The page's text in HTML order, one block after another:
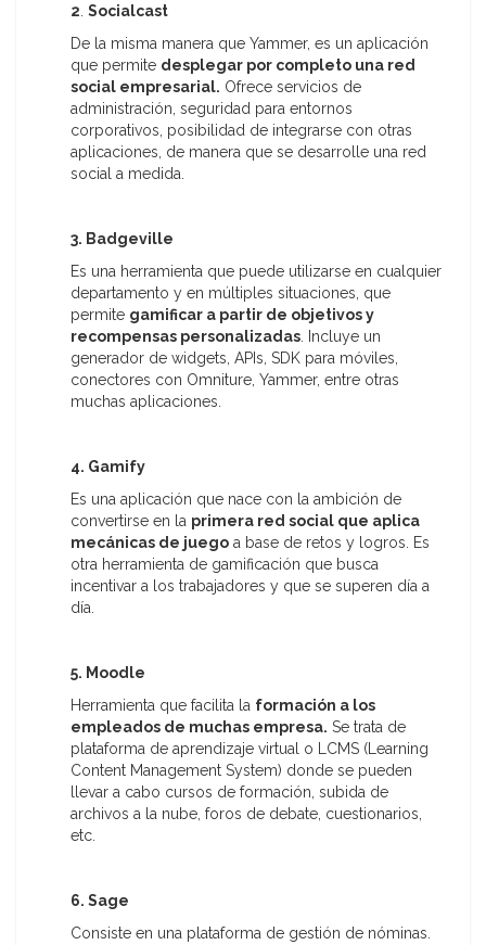
2. Socialcast
De la misma manera que Yammer, es un aplicación
que permite desplegar por completo una red
social empresarial. Ofrece servicios de
administración, seguridad para entornos
corporativos, posibilidad de integrarse con otras
aplicaciones, de manera que se desarrolle una red
social a medida.
3. Badgeville
Es una herramienta que puede utilizarse en cualquier
departamento y en múltiples situaciones, que
permite gamificar a partir de objetivos y
recompensas personalizadas. Incluye un
generador de widgets, APIs, SDK para móviles,
conectores con Omniture, Yammer, entre otras
muchas aplicaciones.
4. Gamify
Es una aplicación que nace con la ambición de
convertirse en la primera red social que aplica
mecánicas de juego a base de retos y logros. Es
otra herramienta de gamificación que busca
incentivar a los trabajadores y que se superen día a
día.
5. Moodle
Herramienta que facilita la formación a los
empleados de muchas empresa. Se trata de
plataforma de aprendizaje virtual o LCMS (Learning
Content Management System) donde se pueden
llevar a cabo cursos de formación, subida de
archivos a la nube, foros de debate, cuestionarios,
etc.
6. Sage
Consiste en una plataforma de gestión de nóminas.